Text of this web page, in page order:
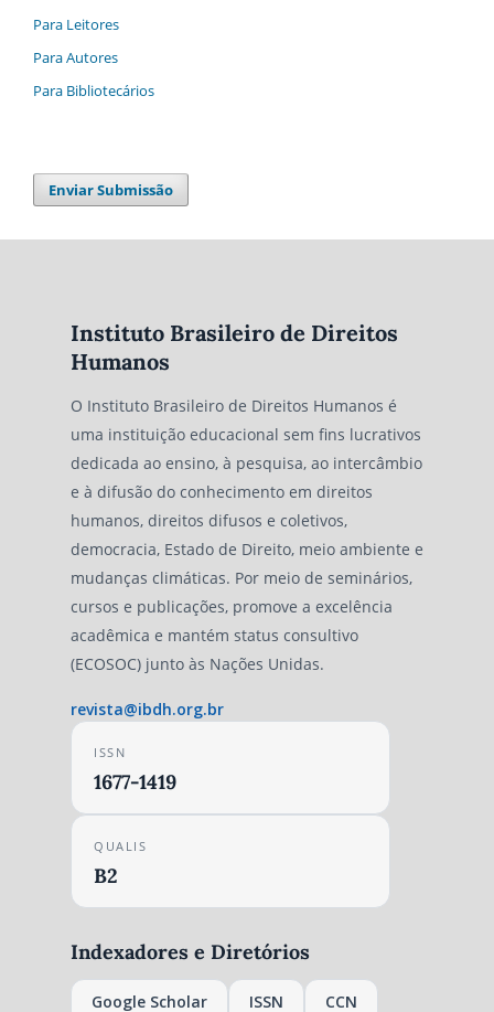
Para Leitores
Para Autores
Para Bibliotecários
Enviar Submissão
Instituto Brasileiro de Direitos
Humanos
O Instituto Brasileiro de Direitos Humanos é
uma instituição educacional sem fins lucrativos
dedicada ao ensino, à pesquisa, ao intercâmbio
e à difusão do conhecimento em direitos
humanos, direitos difusos e coletivos,
democracia, Estado de Direito, meio ambiente e
mudanças climáticas. Por meio de seminários,
cursos e publicações, promove a excelência
acadêmica e mantém status consultivo
(ECOSOC) junto às Nações Unidas.
revista@ibdh.org.br
ISSN
1677-1419
QUALIS
B2
Indexadores e Diretórios
Google Scholar ISSN CCN